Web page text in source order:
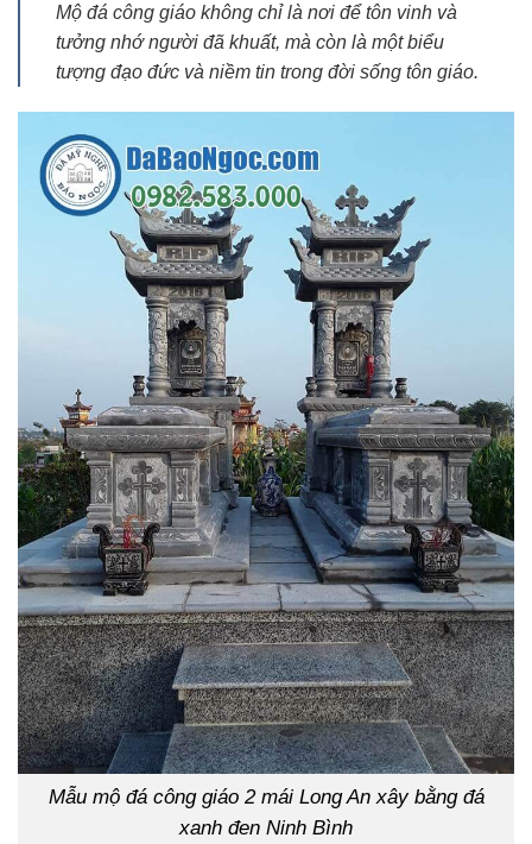
Mộ đá công giáo không chỉ là nơi để tôn vinh và
tưởng nhớ người đã khuất, mà còn là một biểu
tượng đạo đức và niềm tin trong đời sống tôn giáo.
Mẫu mộ đá công giáo 2 mái Long An xây bằng đá
xanh đen Ninh Bình